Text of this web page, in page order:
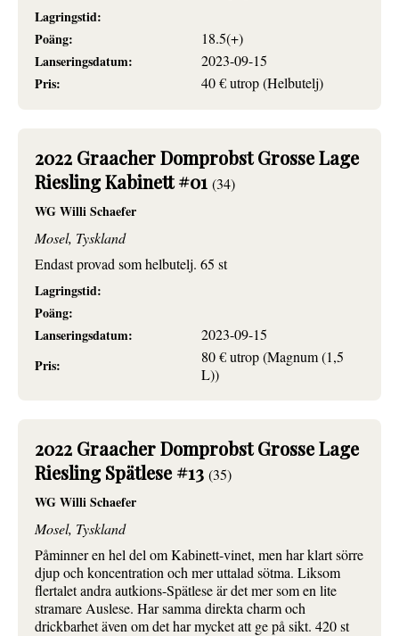
Lagringstid:
Poäng:
18.5(+)
Lanseringsdatum:
2023-09-15
Pris:
40 € utrop (Helbutelj)
2022 Graacher Domprobst Grosse Lage
Riesling Kabinett #01 (34)
WG Willi Schaefer
Mosel, Tyskland
Endast provad som helbutelj. 65 st
Lagringstid:
Poäng:
Lanseringsdatum:
2023-09-15
Pris:
80 € utrop (Magnum (1,5
L))
2022 Graacher Domprobst Grosse Lage
Riesling Spätlese #13 (35)
WG Willi Schaefer
Mosel, Tyskland
Påminner en hel del om Kabinett-vinet, men har klart sörre
djup och koncentration och mer uttalad sötma. Liksom
flertalet andra autkions-Spätlese är det mer som en lite
stramare Auslese. Har samma direkta charm och
drickbarhet även om det har mycket att ge på sikt. 420 st